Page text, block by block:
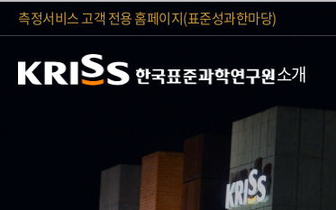
측정서비스 고객 전용 홈페이지(표준성과한마당)
소개